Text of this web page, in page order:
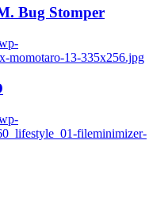
Bug Stomper
momotaro-13-335x256.jpg
fileminimizer-